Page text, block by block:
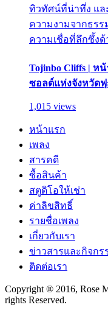
ทิวทัศน์ที่น่าทึ่ง แล
ความงามจากธรร
ความเชื่อที่ลึกซึ้งด้
Tojinbo Cliffs | ห
ซอลต์แห่งจังหวัด
1,015 views
หน้าแรก
เพลง
สารคดี
ซื้อสินค้า
สตูดิโอให้เช่า
ค่าลิขสิทธิ์
รายชื่อเพลง
เกี่ยวกับเรา
ข่าวสารและกิจกร
ติดต่อเรา
Copyright ® 2016, Rose
rights Reserved.